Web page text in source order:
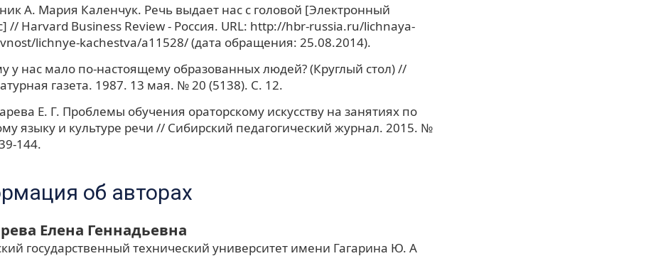
А. Мария Каленчук. Речь выдает нас с головой [Электронный
// Harvard Business Review - Россия. URL: http://hbr-russia.ru/lichnaya-
lichnye-kachestva/a11528/ (дата обращения: 25.08.2014).
у нас мало по-настоящему образованных людей? (Круглый стол) //
газета. 1987. 13 мая. № 20 (5138). С. 12.
Е. Г. Проблемы обучения ораторскому искусству на занятиях по
языку и культуре речи // Сибирский педагогический журнал. 2015. №
144.
об авторах
Елена Геннадьевна
государственный технический университет имени Гагарина Ю. А